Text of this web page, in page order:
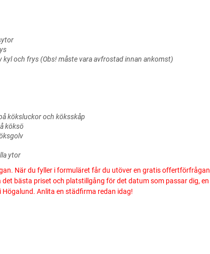
kyl och frys (Obs! måste vara avfrostad innan ankomst)
köksluckor och köksskåp
köksö
ytor
När du fyller i formuläret får du utöver en gratis offertförfrågan
bästa priset och platstillgång för det datum som passar dig, en
Anlita en städfirma redan idag!